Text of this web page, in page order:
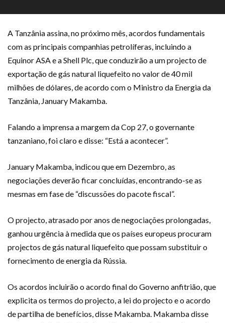
A Tanzânia assina, no próximo mês, acordos fundamentais
com as principais companhias petrolíferas, incluindo a
Equinor ASA e a Shell Plc, que conduzirão a um projecto de
exportação de gás natural liquefeito no valor de 40 mil
milhões de dólares, de acordo com o Ministro da Energia da
Tanzânia, January Makamba.
Falando a imprensa a margem da Cop 27, o governante
tanzaniano, foi claro e disse: “Está a acontecer”.
January Makamba, indicou que em Dezembro, as
negociações deverão ficar concluídas, encontrando-se as
mesmas em fase de “discussões do pacote fiscal”.
O projecto, atrasado por anos de negociações prolongadas,
ganhou urgência à medida que os países europeus procuram
projectos de gás natural liquefeito que possam substituir o
fornecimento de energia da Rússia.
Os acordos incluirão o acordo final do Governo anfitrião, que
explicita os termos do projecto, a lei do projecto e o acordo
de partilha de benefícios, disse Makamba. Makamba disse